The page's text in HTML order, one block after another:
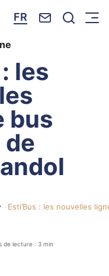
FR Nous Je
Menu
les
bus
de
Esti’Bus : les nouvelles
de lecture : 3 min